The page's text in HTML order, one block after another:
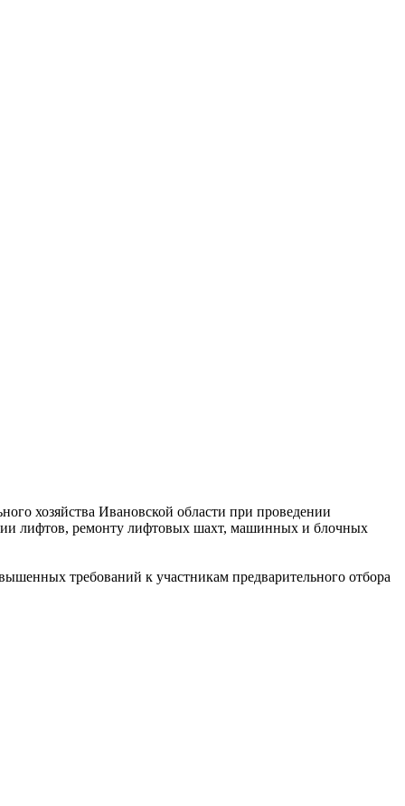
хозяйства Ивановской области при проведении
лифтов, ремонту лифтовых шахт, машинных и блочных
требований к участникам предварительного отбора